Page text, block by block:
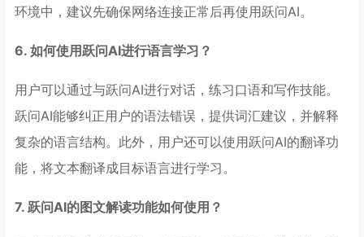
环境中，建议先确保网络连接正常后再使用跃问AI。
6. 如何使用跃问AI进行语言学习？
用户可以通过与跃问AI进行对话，练习口语和写作技能。
跃问AI能够纠正用户的语法错误，提供词汇建议，并解释
复杂的语言结构。此外，用户还可以使用跃问AI的翻译功
能，将文本翻译成目标语言进行学习。
7. 跃问AI的图文解读功能如何使用？